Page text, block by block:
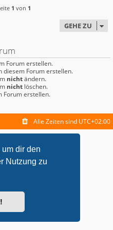
dir den
Nutzung zu
1 von 1
GEHE ZU
Forum erstellen.
diesem Forum erstellen.
nichtändern.
nicht löschen.
Forum erstellen.
Alle Zeiten sind UTC+02:00
© phpBB Limited
durch